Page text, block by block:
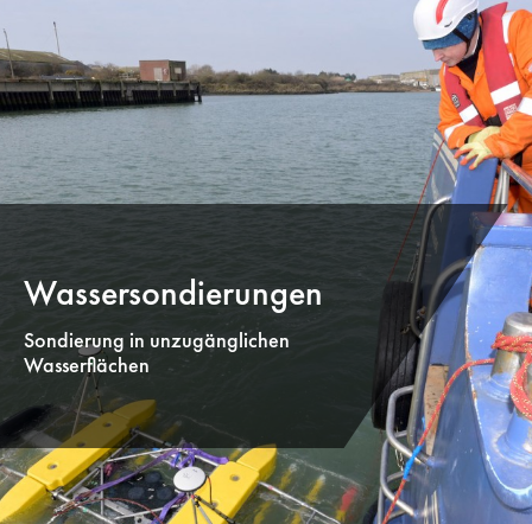
Wassersondierungen
Sondierung in unzugänglichen
Wasserflächen